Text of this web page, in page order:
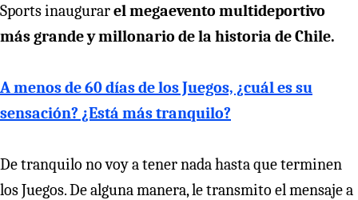
Sports inaugurarel megaevento multideportivo
más grande y millonario de la historia de Chile.
A menos de 60 días de los Juegos, ¿cuál es su
sensación? ¿Está más tranquilo?
De tranquilo no voy a tener nada hasta que terminen
los Juegos. De alguna manera, le transmito el mensaje a